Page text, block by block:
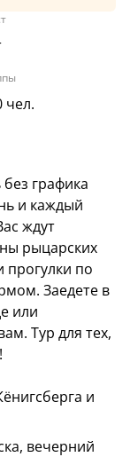
чел.
графика
и каждый
ждут
рыцарских
прогулки по
Заедете в
или
Тур для тех,
и
вечерний